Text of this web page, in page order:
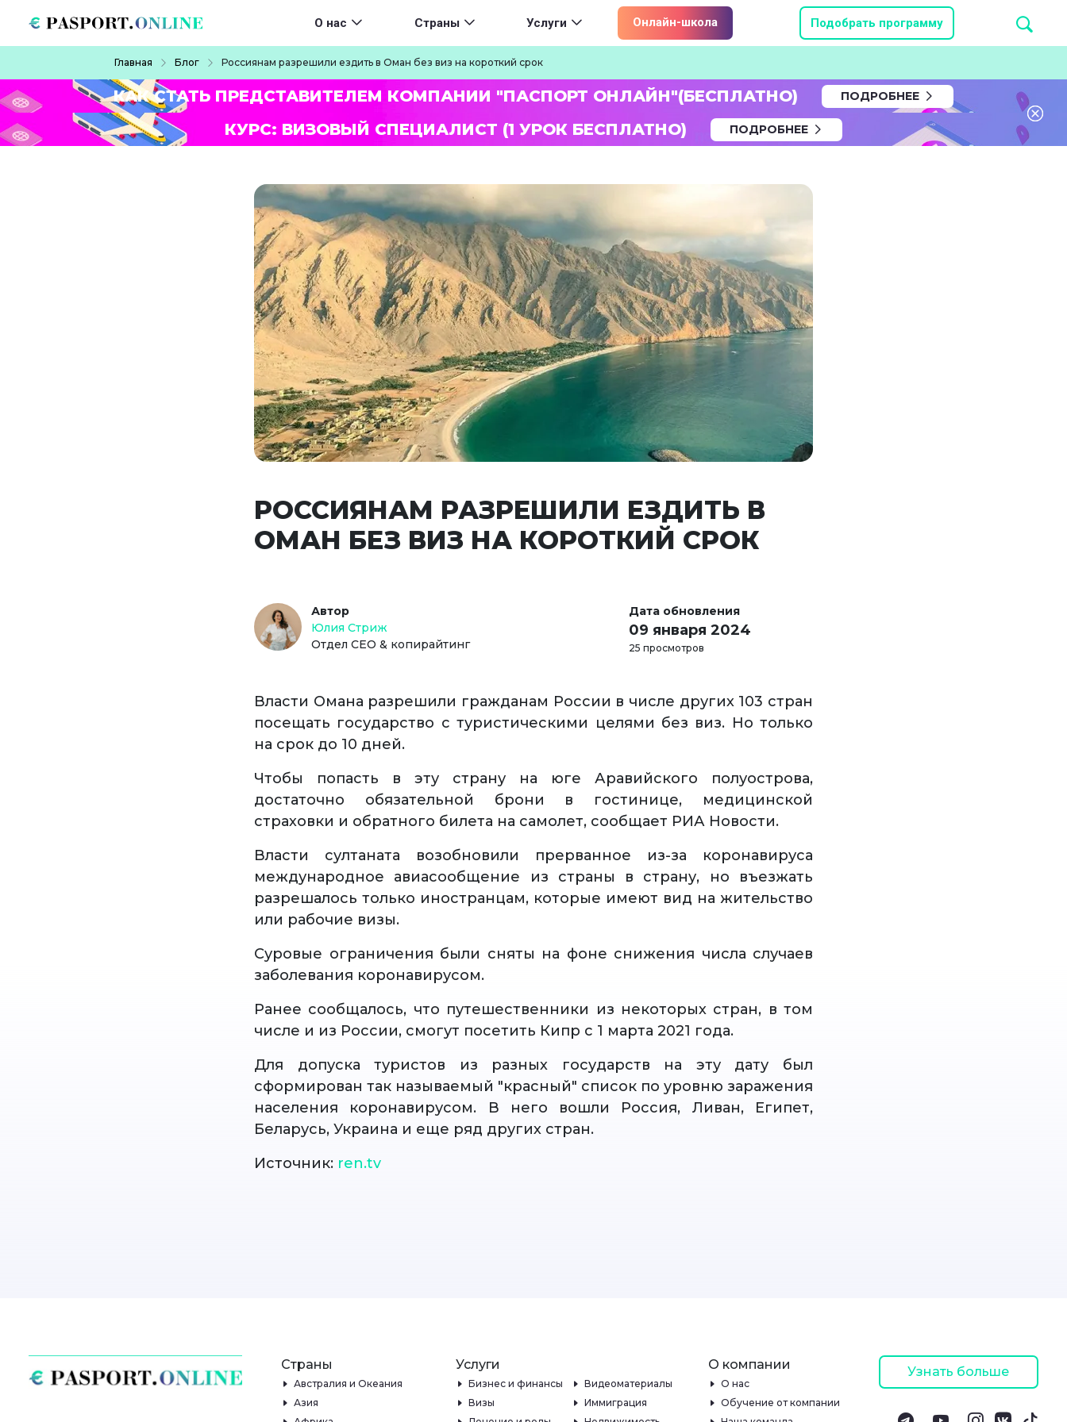
Main navigation
О нас Страны Услуги Онлайн-школа Подобрать программу
Главная Блог Россиянам разрешили ездить в Оман без виз на короткий срок
КАК СТАТЬ ПРЕДСТАВИТЕЛЕМ КОМПАНИИ "ПАСПОРТ ОНЛАЙН"(БЕСПЛАТНО) ПОДРОБНЕЕ
КУРС: ВИЗОВЫЙ СПЕЦИАЛИСТ (1 УРОК БЕСПЛАТНО) ПОДРОБНЕЕ
РОССИЯНАМ РАЗРЕШИЛИ ЕЗДИТЬ В
ОМАН БЕЗ ВИЗ НА КОРОТКИЙ СРОК
Автор
Юлия Стриж
Отдел СЕО & копирайтинг
Дата обновления
09 января 2024
25 просмотров
Власти Омана разрешили гражданам России в числе других 103 стран
посещать государство с туристическими целями без виз. Но только
на срок до 10 дней.
Чтобы попасть в эту страну на юге Аравийского полуострова,
достаточно обязательной брони в гостинице, медицинской
страховки и обратного билета на самолет, сообщает РИА Новости.
Власти султаната возобновили прерванное из-за коронавируса
международное авиасообщение из страны в страну, но въезжать
разрешалось только иностранцам, которые имеют вид на жительство
или рабочие визы.
Суровые ограничения были сняты на фоне снижения числа случаев
заболевания коронавирусом.
Ранее сообщалось, что путешественники из некоторых стран, в том
числе и из России, смогут посетить Кипр с 1 марта 2021 года.
Для допуска туристов из разных государств на эту дату был
сформирован так называемый "красный" список по уровню заражения
населения коронавирусом. В него вошли Россия, Ливан, Египет,
Беларусь, Украина и еще ряд других стран.
Источник: ren.tv
Страны
Австралия и Океания
Азия
Услуги
Бизнес и финансы
Видеоматериалы
Визы
Иммиграция
О компании
О нас
Обучение от компании
Узнать больше